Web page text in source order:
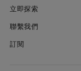
立即探索
聯繫我們
訂閱